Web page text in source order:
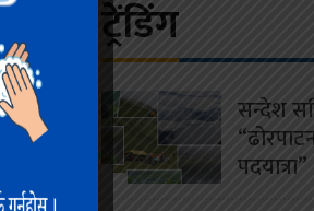
पर्ने
ट्रेंडिंग
सन्देश
पदयात्रा”